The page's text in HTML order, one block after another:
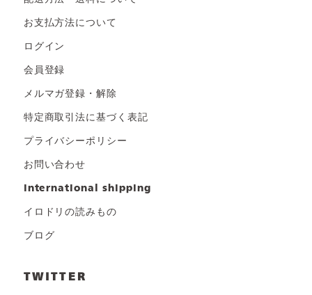
お支払方法について
ログイン
会員登録
メルマガ登録・解除
特定商取引法に基づく表記
プライバシーポリシー
お問い合わせ
international shipping
イロドリの読みもの
ブログ
TWITTER